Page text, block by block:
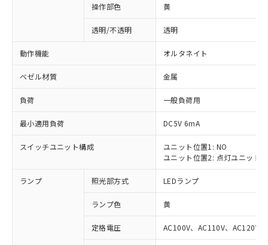
操作部色 黄
透明/不透明 透明
動作機能 オルタネイト
ベゼル材質 金属
負荷 一般負荷用
最小適用負荷 DC5V 6mA
スイッチユニット構成
ユニット位置1: NO
ユニット位置2: 点灯ユニット
ランプ 照光部方式 LEDランプ
ランプ色 黄
定格電圧 AC100V、AC110V、AC120V